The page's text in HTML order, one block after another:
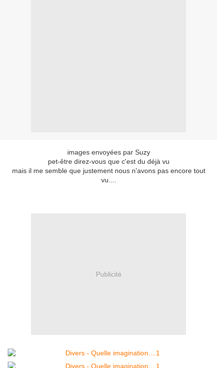
images envoyées par Suzy
pet-être direz-vous que c'est du déjà vu
mais il me semble que justement nous n'avons pas encore tout
vu....
Publicité